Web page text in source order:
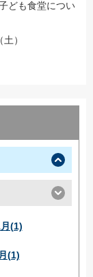
ども食堂につい
）
(1)
(1)